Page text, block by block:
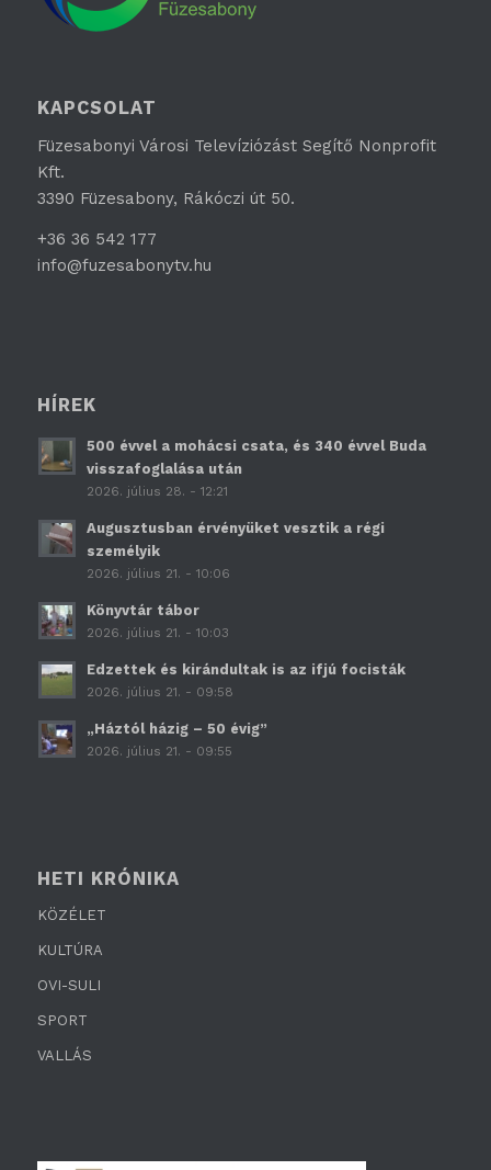
KAPCSOLAT
Füzesabonyi Városi Televíziózást Segítő Nonprofit
Kft.
3390 Füzesabony, Rákóczi út 50.
+36 36 542 177
info@fuzesabonytv.hu
HÍREK
500 évvel a mohácsi csata, és 340 évvel Buda
visszafoglalása után
2026. július 28. - 12:21
Augusztusban érvényüket vesztik a régi
személyik
2026. július 21. - 10:06
Könyvtár tábor
2026. július 21. - 10:03
Edzettek és kirándultak is az ifjú focisták
2026. július 21. - 09:58
„Háztól házig – 50 évig”
2026. július 21. - 09:55
HETI KRÓNIKA
KÖZÉLET
KULTÚRA
OVI-SULI
SPORT
VALLÁS